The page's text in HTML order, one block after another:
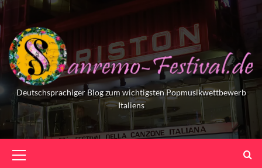
Skip
to
content
Deutschsprachiger Blog zum wichtigsten Popmusikwettbewerb
Italiens
Menu